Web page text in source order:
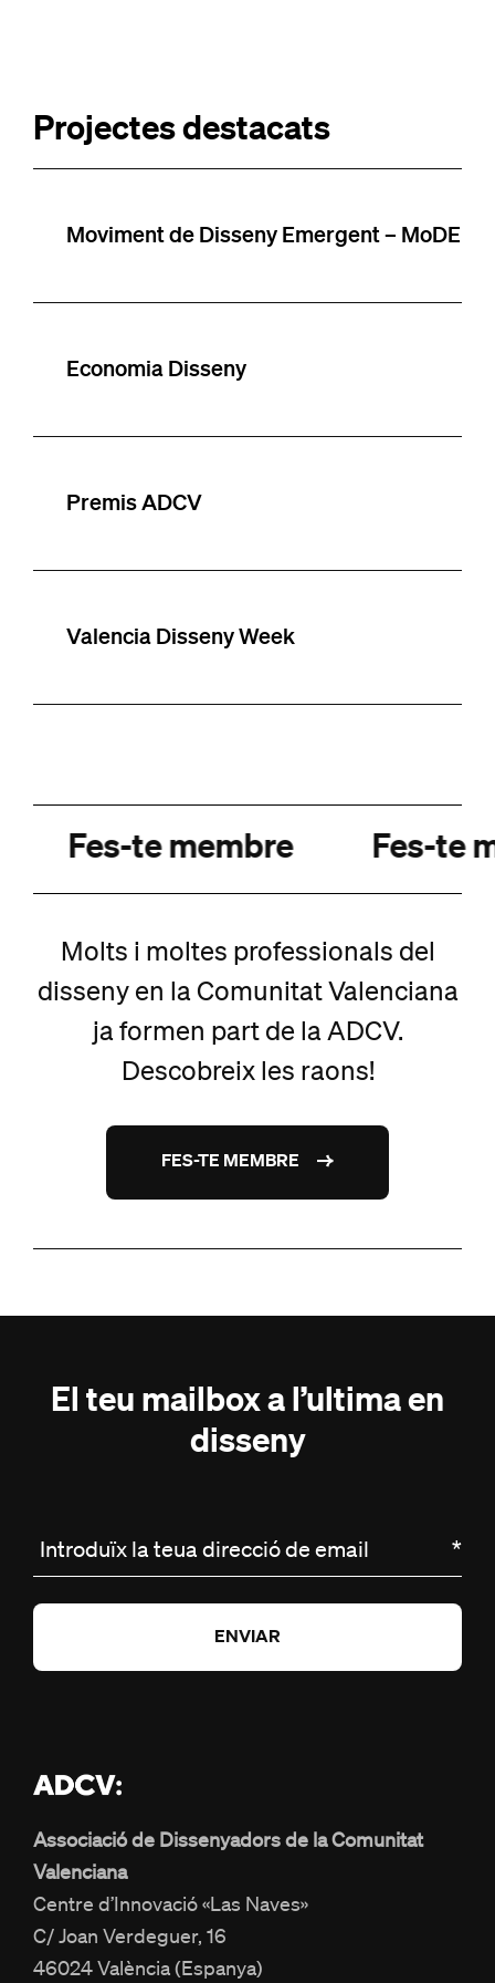
Projectes destacats
Moviment de Disseny Emergent – MoDE
Economia Disseny
Premis ADCV
Valencia Disseny Week
Fes-te membre Fes-te
Molts i moltes professionals del
disseny en la Comunitat Valenciana
ja formen part de la ADCV.
Descobreix les raons!
FES-TE MEMBRE
El teu mailbox a l’ultima en
disseny
Introduïx la teua direcció de email *
Associació de Dissenyadors de la Comunitat
Valenciana
Centre d’Innovació «Las Naves»
C/ Joan Verdeguer, 16
46024 València (Espanya)